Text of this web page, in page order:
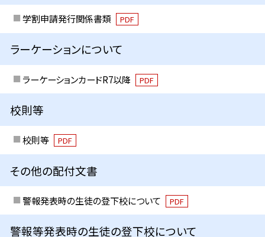
学割申請発行関係書類 PDF
ラーケーションについて
ラーケーションカードR7以降 PDF
校則等
校則等 PDF
その他の配付文書
警報発表時の生徒の登下校について PDF
警報等発表時の生徒の登下校について